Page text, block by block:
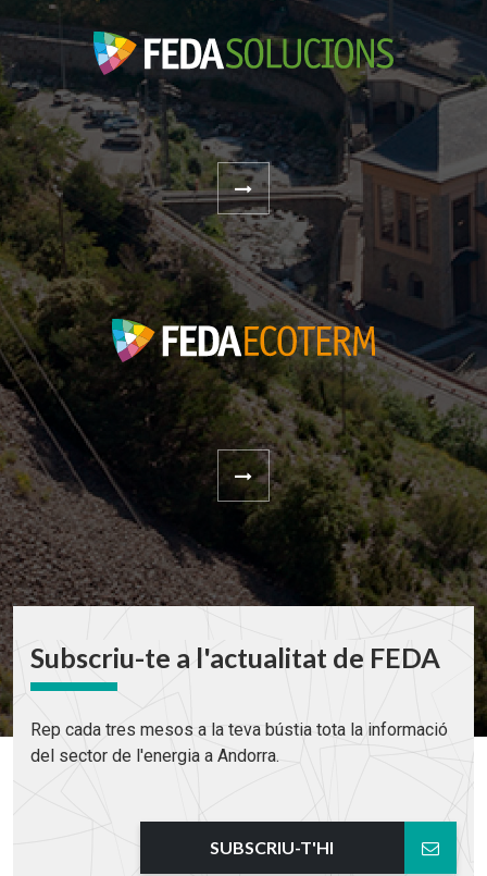
Subscriu-te a l'actualitat de FEDA
Rep cada tres mesos a la teva bústia tota la informació
del sector de l'energia a Andorra.
SUBSCRIU-T'HI